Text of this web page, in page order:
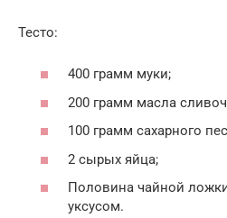
Тесто:
400 грамм муки;
200 грамм масла
100 грамм сахарного
2 сырых яйца;
Половина чайной
уксусом.